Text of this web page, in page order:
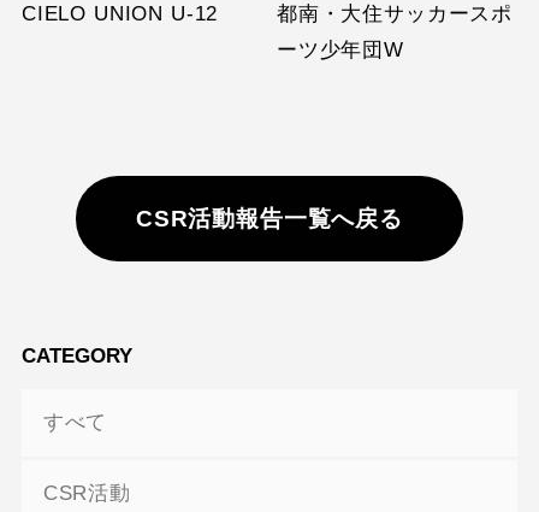
CIELO UNION U-12
都南・大住サッカースポ
ーツ少年団W
CSR活動報告一覧へ戻る
CATEGORY
すべて
CSR活動